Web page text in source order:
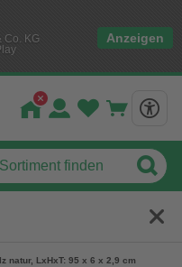
Co. KG
Anzeigen
natur, LxHxT: 95 x 6 x 2,9 cm